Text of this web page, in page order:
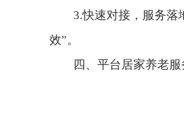
3.快速对接，服务落
效”。
四、平台居家养老